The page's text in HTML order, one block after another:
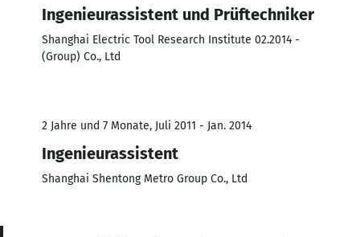
Ingenieurassistent und Prüftechniker
Shanghai Electric Tool Research Institute 02.2014 -
(Group) Co., Ltd
2 Jahre und 7 Monate, Juli 2011 - Jan. 2014
Ingenieurassistent
Shanghai Shentong Metro Group Co., Ltd